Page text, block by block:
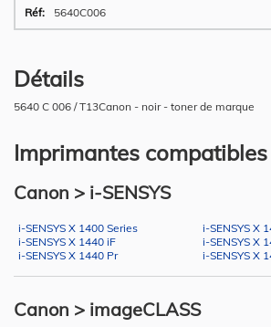
5640C006
Détails
5640 C 006 / T13Canon - noir - toner de marque
Imprimantes compatibles
Canon > i-SENSYS
i-SENSYS X 1400 Series
i-SENSYS X
i-SENSYS X 1440 iF
i-SENSYS X
i-SENSYS X 1440 Pr
i-SENSYS X
Canon > imageCLASS